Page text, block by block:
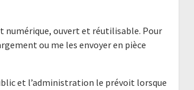
numérique, ouvert et réutilisable. Pour
ou me les envoyer en pièce
et l’administration le prévoit lorsque